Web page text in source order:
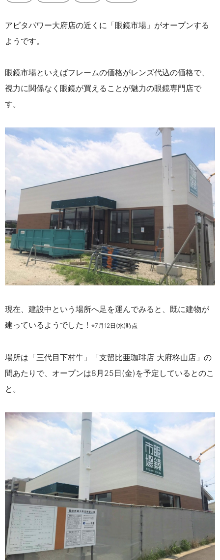
アピタパワー大府店の近くに「眼鏡市場」がオープンする
ようです。
眼鏡市場といえばフレームの価格がレンズ代込の価格で、
視力に関係なく眼鏡が買えることが魅力の眼鏡専門店で
す。
現在、建設中という場所へ足を運んでみると、既に建物が
建っているようでした ！ ※7月 12日(水)時点
場所は「三代目下村牛」「支留比亜珈琲店 大府柊山店」の
間あたりで、オープンは8月25日(金)を予定しているとのこ
と。